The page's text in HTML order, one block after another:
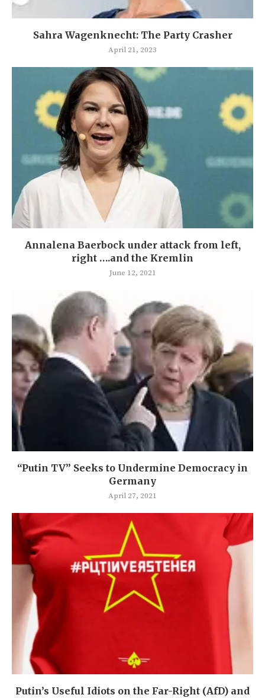
Sahra Wagenknecht: The Party Crasher
April 21, 2023
Annalena Baerbock under attack from left,
right ….and the Kremlin
June 12, 2021
“Putin TV” Seeks to Undermine Democracy in
Germany
April 27, 2021
Putin’s Useful Idiots on the Far-Right (AfD) and